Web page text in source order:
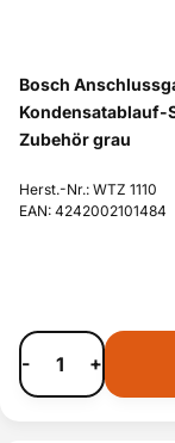
Bosch
Kondensatablauf-
Zubehör grau
Herst.-Nr.: WTZ 1110
EAN: 4242002101484
- +